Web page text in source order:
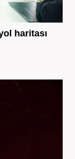
haritası